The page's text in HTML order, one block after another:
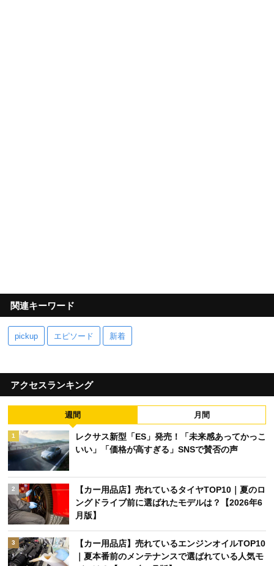
関連キーワード
pickup エピソード 新着
アクセスランキング
週間 月間
1
レクサス新型「ES」発売！「未来感あってかっこ
いい」「価格が高すぎる」SNSで賛否の声
2
【カー用品店】売れているタイヤTOP10｜夏のロ
ングドライブ前に選ばれたモデルは？【2026年6
月版】
3
【カー用品店】売れているエンジンオイルTOP10
｜夏本番前のメンテナンスで選ばれている人気モ